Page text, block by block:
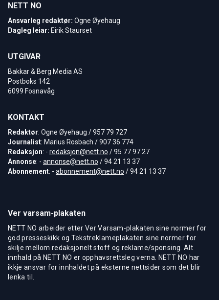
NETT NO
Ansvarleg redaktør: Ogne Øyehaug
Dagleg leiar: Eirik Staurset
UTGIVAR
Bakkar & Berg Media AS
Postboks 142
6099 Fosnavåg
KONTAKT
Redaktør: Ogne Øyehaug / 957 79 727
Journalist: Marius Rosbach / 907 36 774
Redaksjon: - redaksjon@nett.no / 95 77 97 27
Annonse: - annonse@nett.no / 94 21 13 37
Abonnement: - abonnement@nett.no / 94 21 13 37
Ver varsam-plakaten
NETT NO arbeider etter Ver Varsam-plakaten sine normer for
god presseskikk og Tekstreklameplakaten sine normer for
skilje mellom redaksjonelt stoff og reklame/sponsing. Alt
innhald på NETT NO er opphavsrettsleg verna. NETT NO har
ikkje ansvar for innhaldet på eksterne nettsider som det blir
lenka til.